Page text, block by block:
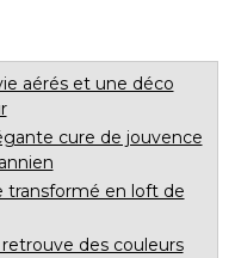
aérés et une déco
cure de jouvence
transformé en loft de
des couleurs